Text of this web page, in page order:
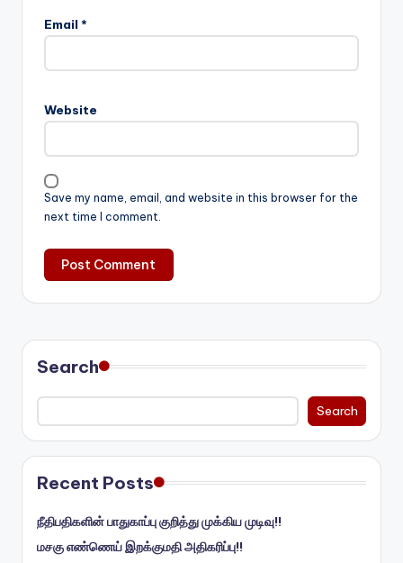
Email *
Website
Save my name, email, and website in this browser for the
next time I comment.
Search
Search
Recent Posts
நீதிபதிகளின் பாதுகாப்பு குறித்து முக்கிய முடிவு!!
மசகு எண்ணெய் இறக்குமதி அதிகரிப்பு!!